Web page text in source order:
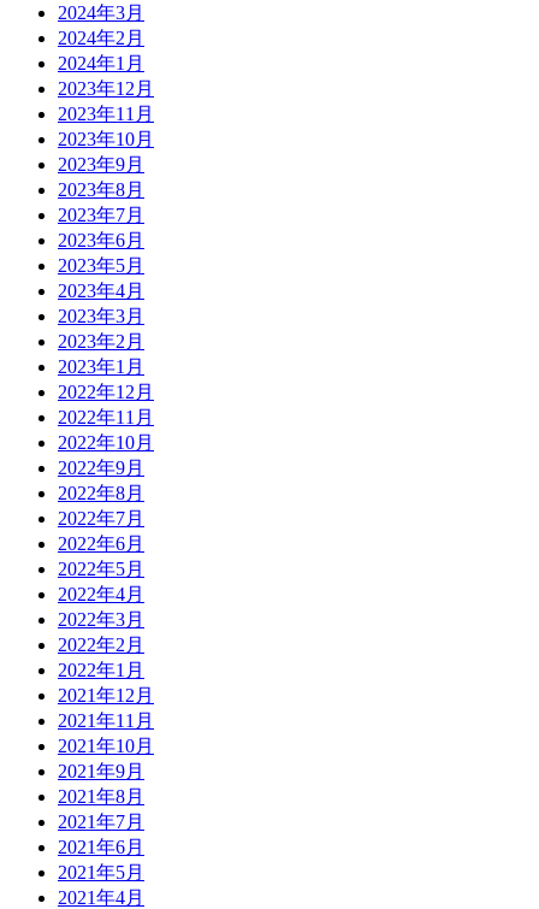
2024年3月
2024年2月
2024年1月
2023年12月
2023年11月
2023年10月
2023年9月
2023年8月
2023年7月
2023年6月
2023年5月
2023年4月
2023年3月
2023年2月
2023年1月
2022年12月
2022年11月
2022年10月
2022年9月
2022年8月
2022年7月
2022年6月
2022年5月
2022年4月
2022年3月
2022年2月
2022年1月
2021年12月
2021年11月
2021年10月
2021年9月
2021年8月
2021年7月
2021年6月
2021年5月
2021年4月